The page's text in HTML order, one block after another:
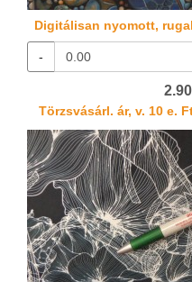
Digitálisan nyomott,
-
Törzsvásárl. ár, v. 10 e.